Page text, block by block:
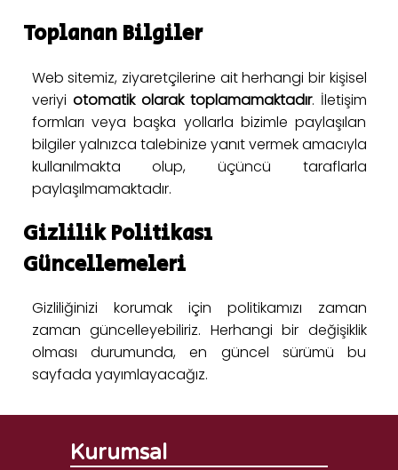
Toplanan Bilgiler
Web sitemiz, ziyaretçilerine ait herhangi bir kişisel
veriyi otomatik olarak toplamamaktadır. İletişim
formları veya başka yollarla bizimle paylaşılan
bilgiler yalnızca talebinize yanıt vermek amacıyla
kullanılmakta olup, üçüncü taraflarla
paylaşılmamaktadır.
Gizlilik Politikası
Güncellemeleri
Gizliliğinizi korumak için politikamızı zaman
zaman güncelleyebiliriz. Herhangi bir değişiklik
olması durumunda, en güncel sürümü bu
sayfada yayımlayacağız.
Kurumsal